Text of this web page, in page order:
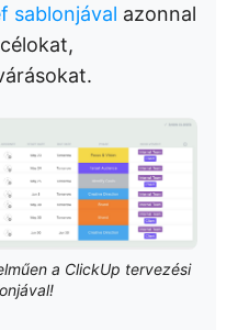
sablonjával azonnal
a ClickUp tervezési